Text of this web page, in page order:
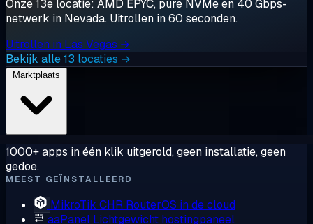
Onze 13e locatie: AMD EPYC, pure NVMe en 40 Gbps-
netwerk in Nevada. Uitrollen in 60 seconden.
Uitrollen in Las Vegas →
Bekijk alle 13 locaties →
1000+ apps in één klik uitgerold, geen installatie, geen
gedoe.
MEEST GEÏNSTALLEERD
MikroTik CHR RouterOS in de cloud
aaPanel Lichtgewicht hostingpaneel